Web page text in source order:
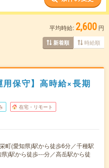
平均時給: 2,600 円
新着順 時給順
用保守】高時給×長期
在宅・リモート
町(愛知県)駅から徒歩6分／千種駅
)駅から徒歩---分／高岳駅から徒